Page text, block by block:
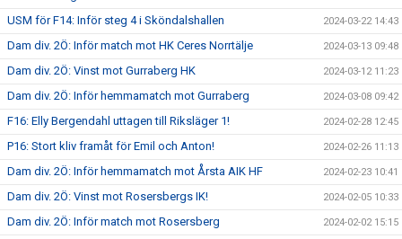
USM för F14: Inför steg 4 i Sköndalshallen 2024-03-22 14:43
Dam div. 2Ö: Inför match mot HK Ceres Norrtälje 2024-03-13 09:48
Dam div. 2Ö: Vinst mot Gurraberg HK 2024-03-12 11:23
Dam div. 2Ö: Inför hemmamatch mot Gurraberg 2024-03-08 09:42
F16: Elly Bergendahl uttagen till Riksläger 1! 2024-02-28 12:45
P16: Stort kliv framåt för Emil och Anton! 2024-02-26 11:13
Dam div. 2Ö: Inför hemmamatch mot Årsta AIK HF 2024-02-23 10:41
Dam div. 2Ö: Vinst mot Rosersbergs IK! 2024-02-05 10:33
Dam div. 2Ö: Inför match mot Rosersberg 2024-02-02 15:15